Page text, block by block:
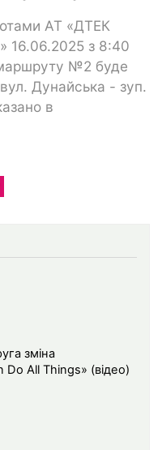
АТ «ДТЕК
16.06.2025 з 8:40
№2 буде
Дунайська - зуп.
в
зміна
All Things» (відео)